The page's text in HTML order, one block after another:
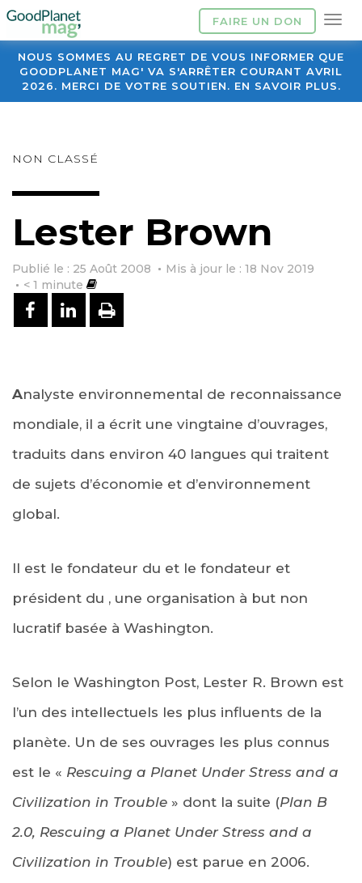
FAIRE UN DON
NOUS SOMMES AU REGRET DE VOUS INFORMER QUE
GOODPLANET MAG' VA S'ARRÊTER COURANT AVRIL
2026. MERCI DE VOTRE SOUTIEN. EN SAVOIR PLUS.
NON CLASSÉ
Lester Brown
Publié le : 25 Août 2008
Mis à jour le : 18 Nov 2019
< 1 minute
PARTAGER SUR FACEBOOK
PARTAGER SUR LINKEDIN
IMPRIMER
Analyste environnemental de reconnaissance
mondiale, il a écrit une vingtaine d’ouvrages,
traduits dans environ 40 langues qui traitent
de sujets d’économie et d’environnement
global.
Il est le fondateur du et le fondateur et
président du , une organisation à but non
lucratif basée à Washington.
Selon le Washington Post, Lester R. Brown est
l’un des intellectuels les plus influents de la
planète. Un de ses ouvrages les plus connus
est le « Rescuing a Planet Under Stress and a
Civilization in Trouble » dont la suite (Plan B
2.0, Rescuing a Planet Under Stress and a
Civilization in Trouble) est parue en 2006.